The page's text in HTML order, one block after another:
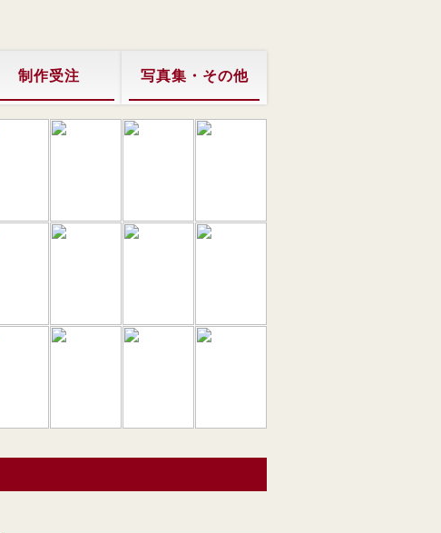
制作受注 写真集・その他
い。